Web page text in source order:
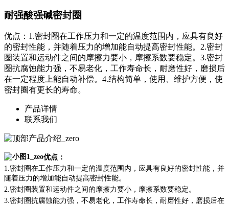
耐强酸强碱密封圈
优点：1.密封圈在工作压力和一定的温度范围内，应具有良好
的密封性能，并随着压力的增加能自动提高密封性能。2.密封
圈装置和运动件之间的摩擦力要小，摩擦系数要稳定。3.密封
圈抗腐蚀能力强，不易老化，工作寿命长，耐磨性好，磨损后
在一定程度上能自动补偿。4.结构简单，使用、维护方便，使
密封圈有更长的寿命。
产品详情
联系我们
优点：
1.密封圈在工作压力和一定的温度范围内，应具有良好的密封性能，并
随着压力的增加能自动提高密封性能。
2.密封圈装置和运动件之间的摩擦力要小，摩擦系数要稳定。
3.密封圈抗腐蚀能力强，不易老化，工作寿命长，耐磨性好，磨损后在